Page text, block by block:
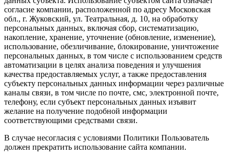
согласие компании, расположенной по адресу Московская
обл., г. Жуковский, ул. Театральная, д. 10, на обработку
персональных данных, включая сбор, систематизацию,
накопление, хранение, уточнение (обновление, изменение),
использование, обезличивание, блокирование, уничтожение
персональных данных, в том числе с использованием средств
автоматизации в целях анализа поведения и улучшения
качества предоставляемых услуг, а также предоставления
субъекту персональных данных информации через различные
каналы связи, в том числе по почте, смс, электронной почте,
телефону, если субъект персональных данных изъявит
желание на получение подобной информации
соответствующими средствами связи.
В случае несогласия с условиями Политики Пользователь
должен прекратить использование сайта компании.